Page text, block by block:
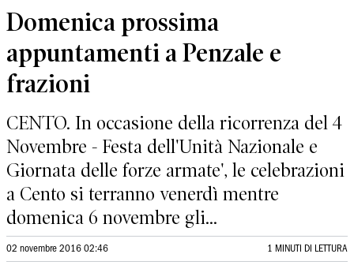
Domenica prossima
appuntamenti a Penzale e
frazioni
CENTO. In occasione della ricorrenza del 4
Novembre - Festa dell'Unità Nazionale e
Giornata delle forze armate', le celebrazioni
a Cento si terranno venerdì mentre
domenica 6 novembre gli...
02 novembre 2016 02:46 1 MINUTI DI LETTURA